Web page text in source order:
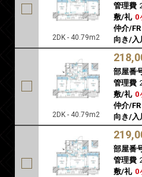
2DK - 40.79m2
管理費
敷/礼 0
仲介/FR
向き/入
2DK - 40.79m2
部屋番
管理費
敷/礼 0
仲介/FR
向き/入
部屋番
管理費
敷/礼 0